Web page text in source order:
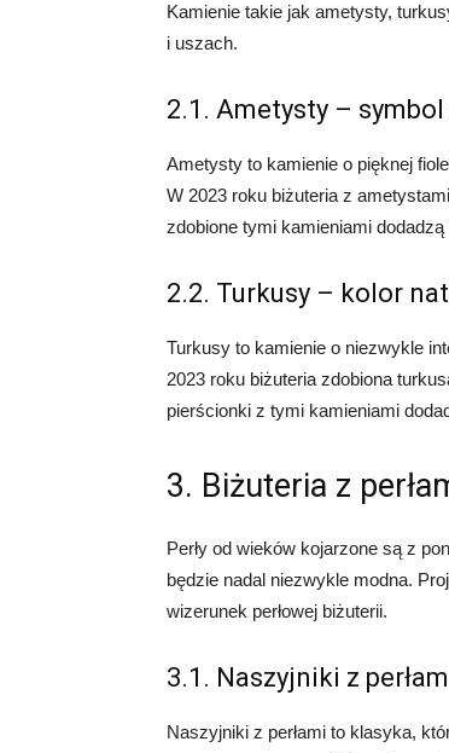
Kamienie takie jak ametysty,
i uszach.
2.1. Ametysty –
Ametysty to kamienie o pięknej
W 2023 roku biżuteria z
zdobione tymi kamieniami
2.2. Turkusy – kolor
Turkusy to kamienie o niezwykle
2023 roku biżuteria zdobiona
pierścionki z tymi kamieniami
3. Biżuteria z
Perły od wieków kojarzone są z
będzie nadal niezwykle modna.
wizerunek perłowej biżuterii.
3.1. Naszyjniki z
Naszyjniki z perłami to klasyka,